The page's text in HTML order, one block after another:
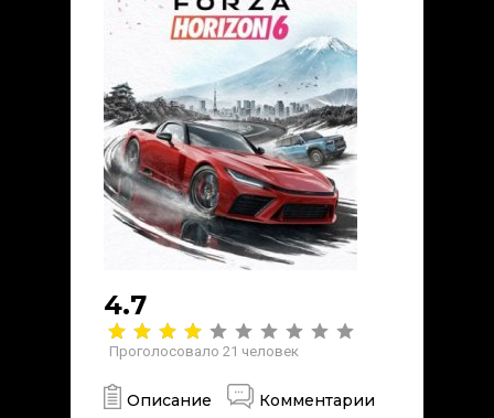
4.7
Проголосовало 21 человек
Описание Комментарии